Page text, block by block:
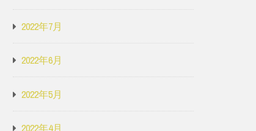
2022年7月
2022年6月
2022年5月
2022年4月